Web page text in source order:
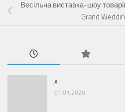
Весільна виставка-шоу
Grand
x
01.01.2020